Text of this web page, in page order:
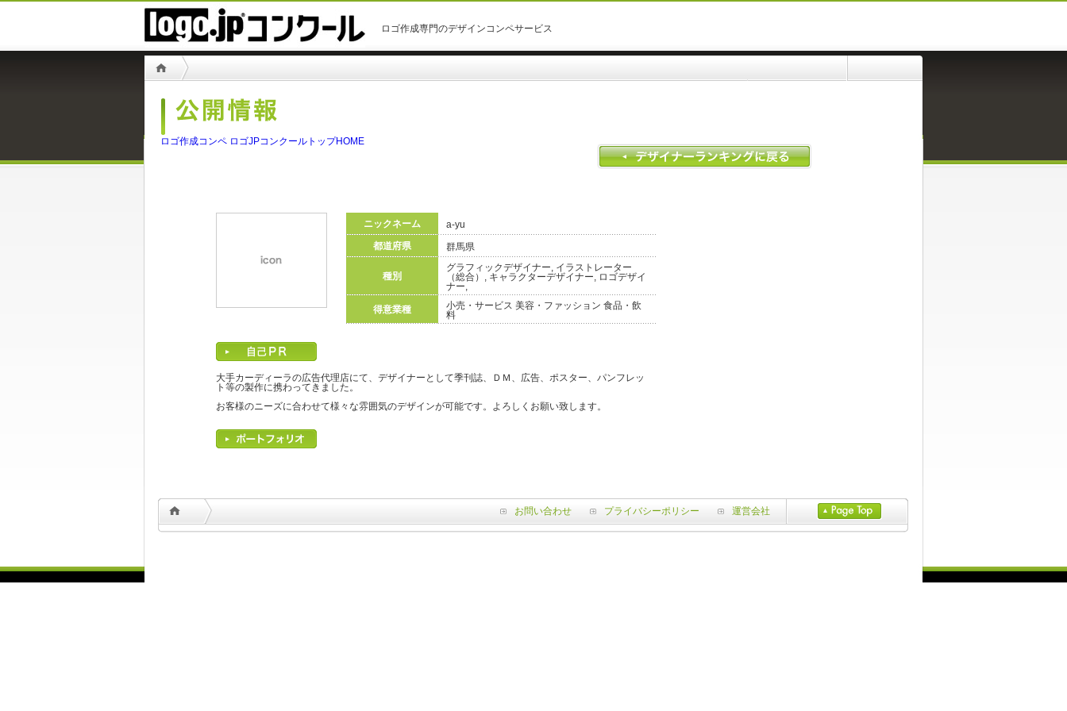
ロゴ作成専門のデザインコンペサービス
ロゴ作成コンペ ロゴJPコンクールトップHOME
ニックネーム
a-yu
都道府県
群馬県
種別
グラフィックデザイナー, イラストレーター
（総合）, キャラクターデザイナー, ロゴデザイ
ナー,
得意業種
小売・サービス 美容・ファッション 食品・飲
料
大手カーディーラの広告代理店にて、デザイナーとして季刊誌、ＤＭ、広告、ポスター、パンフレッ
ト等の製作に携わってきました。
お客様のニーズに合わせて様々な雰囲気のデザインが可能です。よろしくお願い致します。
お問い合わせ プライバシーポリシー 運営会社
Copyright (c) Wellenetz. All rights reserved. 当サイト内の文章・画像等の一切の無断転載および転用を禁じます。